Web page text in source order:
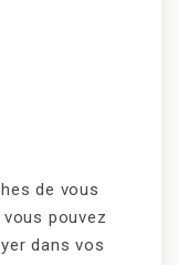
de vous
pouvez
dans vos